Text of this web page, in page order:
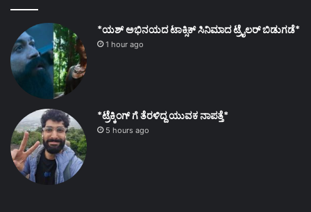
*ಯಶ್ ಅಭಿನಯದ ಟಾಕ್ಸಿಕ್ ಸಿನಿಮಾದ ಟ್ರೈಲರ್ ಬಿಡುಗಡೆ*
1 hour ago
*ಟ್ರೆಕ್ಕಿಂಗ್ ಗೆ ತೆರಳಿದ್ದ ಯುವಕ ನಾಪತ್ತೆ*
5 hours ago